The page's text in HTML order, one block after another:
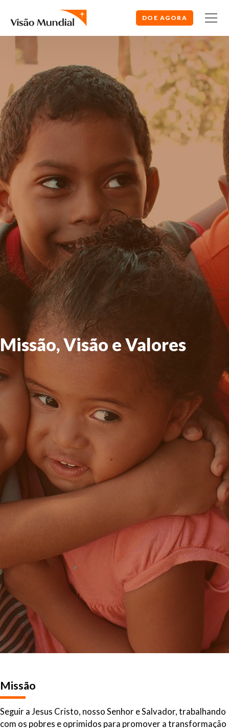
DOE AGORA
Missão, Visão e Valores
Missão
Seguir a Jesus Cristo, nosso Senhor e Salvador, trabalhando
com os pobres e oprimidos para promover a transformação